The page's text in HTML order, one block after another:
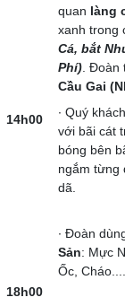
14h00
quan làng
xanh trong
Cá, bắt
Phí). Đoàn
Cầu Gai
∙ Quý
với bãi cát
bóng bên
ngắm từng
dã.
18h00
∙ Đoàn
Sản: Mực
Ốc,